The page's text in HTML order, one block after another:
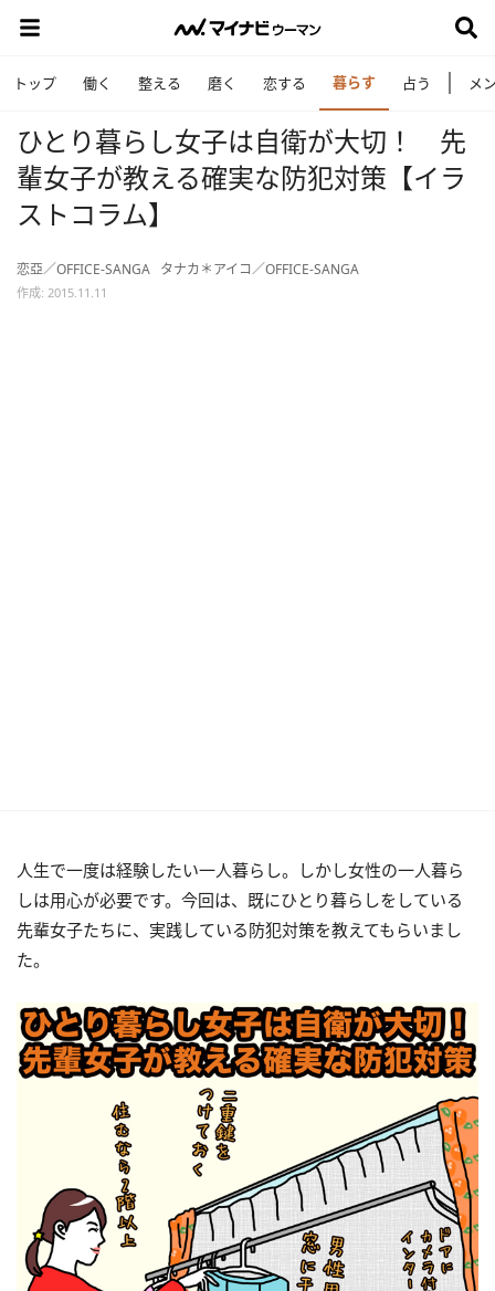
トップ 働く 整える 磨く 恋する 暮らす 占う メ
ひとり暮らし女子は自衛が大切！ 先
輩女子が教える確実な防犯対策【イラ
ストコラム】
恋亞／OFFICE-SANGA タナカ＊アイコ／OFFICE-SANGA
作成: 2015.11.11
人生で一度は経験したい一人暮らし。しかし女性の一人暮ら
しは用心が必要です。今回は、既にひとり暮らしをしている
先輩女子たちに、実践している防犯対策を教えてもらいまし
た。